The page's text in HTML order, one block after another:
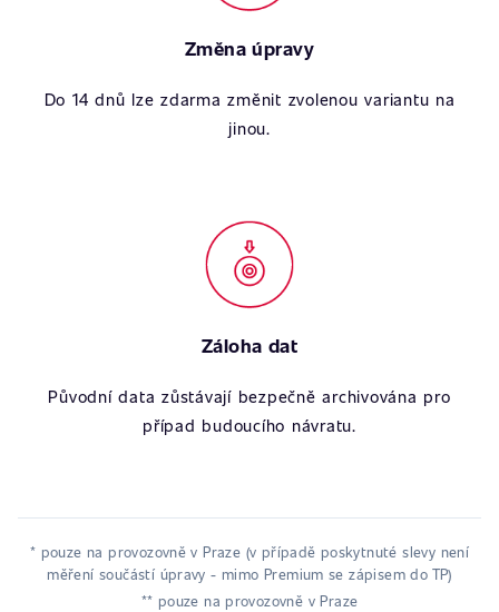
Změna úpravy
Do 14 dnů lze zdarma změnit zvolenou variantu na
jinou.
Záloha dat
Původní data zůstávají bezpečně archivována pro
případ budoucího návratu.
* pouze na provozovně v Praze (v případě poskytnuté slevy není
měření součástí úpravy - mimo Premium se zápisem do TP)
** pouze na provozovně v Praze